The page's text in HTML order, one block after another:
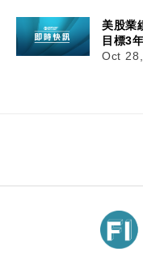
美股業
目標3
Oct